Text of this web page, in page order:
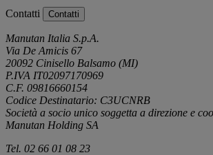
Contatti Contatti
Manutan Italia S.p.A.
Via De Amicis 67
20092 Cinisello Balsamo (MI)
P.IVA IT02097170969
C.F. 09816660154
Codice Destinatario: C3UCNRB
Società a socio unico soggetta a direzione e
Manutan Holding SA
Tel. 02 66 01 08 23